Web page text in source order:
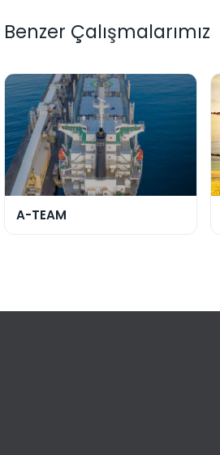
Benzer Çalışmalarımız
A-TEAM